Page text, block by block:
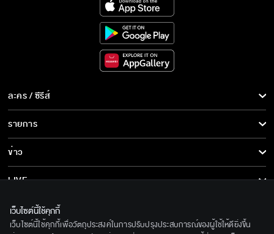
ละคร / ซีรีส์
ละคร/ซีรีส์
ซีรีส์นานาชาติ
การ์ตูน & เกม
รายการ
รายการทั้งหมด
ข่าว
ข่าวทั้งหมด
ข่าวประชาสัมพันธ์
LIVE
เกี่ยวกับเรา
BEC World
เว็บไซต์นี้ใช้คุกกี้
เว็บไซต์นี้ใช้คุกกี้เพื่อวัตถุประสงค์ในการปรับปรุงประสบการณ์ของผู้ใช้ให้ดียิ่งขึ้น